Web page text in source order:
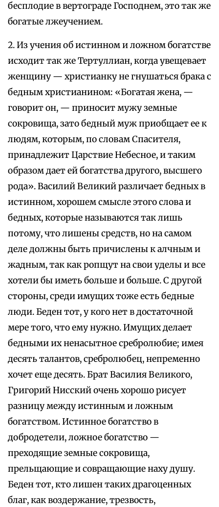
бесплодие в вертограде Господнем, это так же
богатые лжеучением.
2. Из учения об истинном и ложном богатстве
исходит так же Тертуллиан, когда увещевает
женщину — христианку не гнушаться брака с
бедным христианином: «Богатая жена, —
говорит он, — приносит мужу земные
сокровища, зато бедный муж приобщает ее к
людям, которым, по словам Спасителя,
принадлежит Царствие Небесное, и таким
образом дает ей богатства другого, высшего
рода». Василий Великий различает бедных в
истинном, хорошем смысле этого слова и
бедных, которые называются так лишь
потому, что лишены средств, но на самом
деле должны быть причислены к алчным и
жадным, так как ропщут на свои уделы и все
хотели бы иметь больше и больше. С другой
стороны, среди имущих тоже есть бедные
люди. Беден тот, у кого нет в достаточной
мере того, что ему нужно. Имущих делает
бедными их ненасытное сребролюбие; имея
десять талантов, сребролюбец, непременно
хочет еще десять. Брат Василия Великого,
Григорий Нисский очень хорошо рисует
разницу между истинным и ложным
богатством. Истинное богатство в
добродетели, ложное богатство —
преходящие земные сокровища,
прельщающие и совращающие наху душу.
Беден тот, кто лишен таких драгоценных
благ, как воздержание, трезвость,